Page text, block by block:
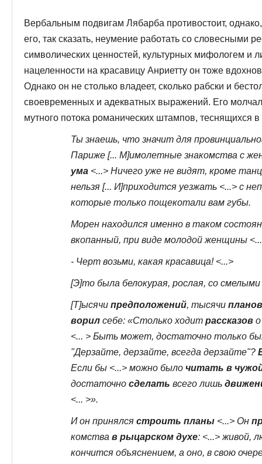
Вербальным подвигам Лябарба противостоит,
его, так сказать, неумение работать со словесными
символических ценностей, культурных ми­фологем и
нацеленности на красавицу Анриетту он тоже
Однако он не столь­ко владеет, сколько рабски и
свое­временных и адекватных выражений. Его
мутного потока романических штампов, теснящихся в
Ты знаешь, что значит для
Париже [... М]имолетные знакомства с
ума <...> Ничего уже не видят, кроме
нельзя [... И]приходится уезжать <...> с
которые только пощекотали вам губы.
Морен находился именно в таком
вкопанный, при виде молодой женщины
- Черт возьми, какая красавица! <...>
[Э]то была белокурая, рослая, со
[Т]ысячи предположений, тысячи
ворил себе: «Столько ходит рассказов
<... > Быть может, достаточно только
"Дерзайте, дерзайте, всегда дерзайте"?
Если бы <...> можно было читать в
достаточно сделать всего лишь
<... >».
И он принялся строить планы <...> Он
комства в рыцарском духе: <...> живой,
кончится объяснением, а оно, в свою